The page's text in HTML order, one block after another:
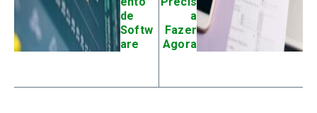
de
Softw
are
a
Fazer
Agora